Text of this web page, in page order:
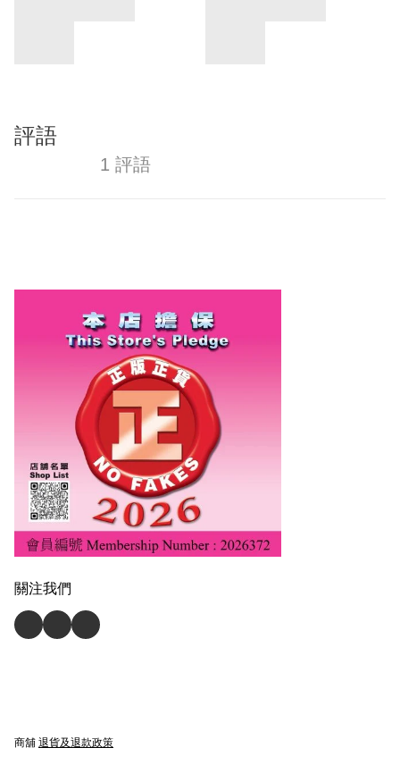
評語
1 評語
關注我們
商舖 退貨及退款政策